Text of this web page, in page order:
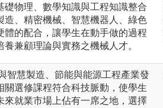
礎物理、數學知識與工程知識整合
、精密機械、智慧機器人、綠色
的配合，讓學生在動手做的過程
兼顧理論與實務之機械人才。
智慧製造、節能與能源工程產業發
關選修課程符合科技脈動，使學生
就業市場上佔有一席之地，選擇